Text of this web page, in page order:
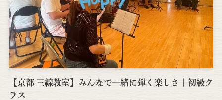
【京都 三線教室】みんなで一緒に弾く楽しさ｜初級ク
ラス